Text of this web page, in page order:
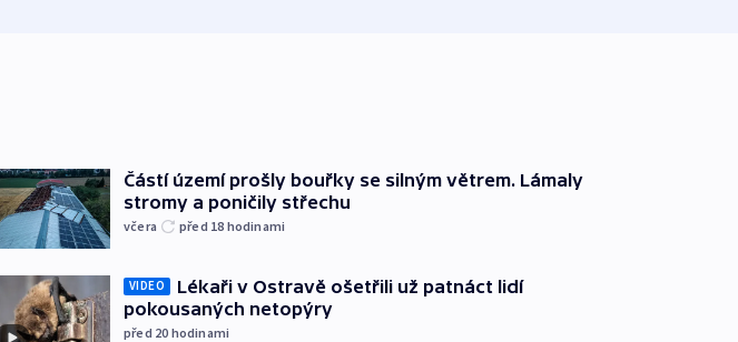
Částí území prošly bouřky se silným větrem. Lámaly
stromy a poničily střechu
včera před 18 hodinami
VIDEO
Lékaři v Ostravě ošetřili už patnáct lidí
pokousaných netopýry
před 20 hodinami